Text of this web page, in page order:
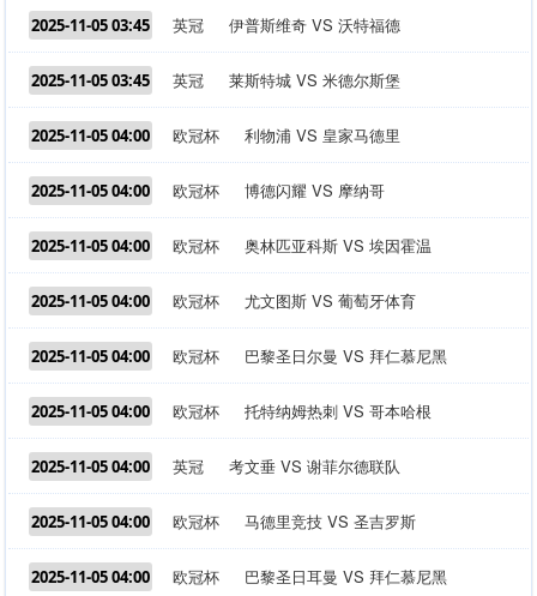
2025-11-05 03:45 英冠 伊普斯维奇 VS 沃特福德
2025-11-05 03:45 英冠 莱斯特城 VS 米德尔斯堡
2025-11-05 04:00 欧冠杯 利物浦 VS 皇家马德里
2025-11-05 04:00 欧冠杯 博德闪耀 VS 摩纳哥
2025-11-05 04:00 欧冠杯 奥林匹亚科斯 VS 埃因霍温
2025-11-05 04:00 欧冠杯 尤文图斯 VS 葡萄牙体育
2025-11-05 04:00 欧冠杯 巴黎圣日尔曼 VS 拜仁慕尼黑
2025-11-05 04:00 欧冠杯 托特纳姆热刺 VS 哥本哈根
2025-11-05 04:00 英冠 考文垂 VS 谢菲尔德联队
2025-11-05 04:00 欧冠杯 马德里竞技 VS 圣吉罗斯
2025-11-05 04:00 欧冠杯 巴黎圣日耳曼 VS 拜仁慕尼黑